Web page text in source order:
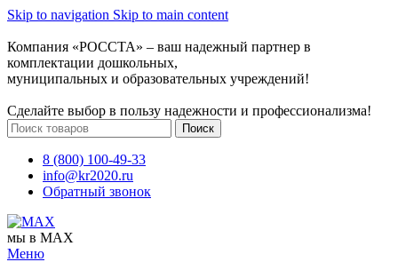
Skip to navigation Skip to main content
Компания «РОССТА» – ваш надежный партнер в
комплектации дошкольных,
муниципальных и образовательных учреждений!
Сделайте выбор в пользу надежности и профессионализма!
Поиск
8 (800) 100-49-33
info@kr2020.ru
Обратный звонок
мы в MAX
Меню